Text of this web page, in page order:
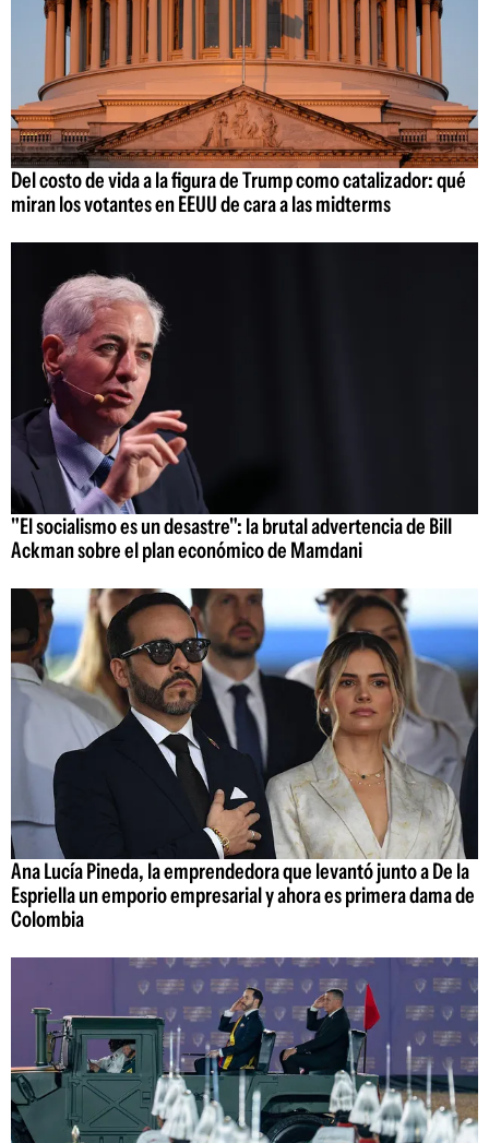
Del costo de vida a la figura de Trump como catalizador: qué
miran los votantes en EEUU de cara a las midterms
"El socialismo es un desastre": la brutal advertencia de Bill
Ackman sobre el plan económico de Mamdani
Ana Lucía Pineda, la emprendedora que levantó junto a De la
Espriella un emporio empresarial y ahora es primera dama de
Colombia